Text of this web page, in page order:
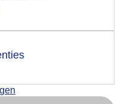
popup
later